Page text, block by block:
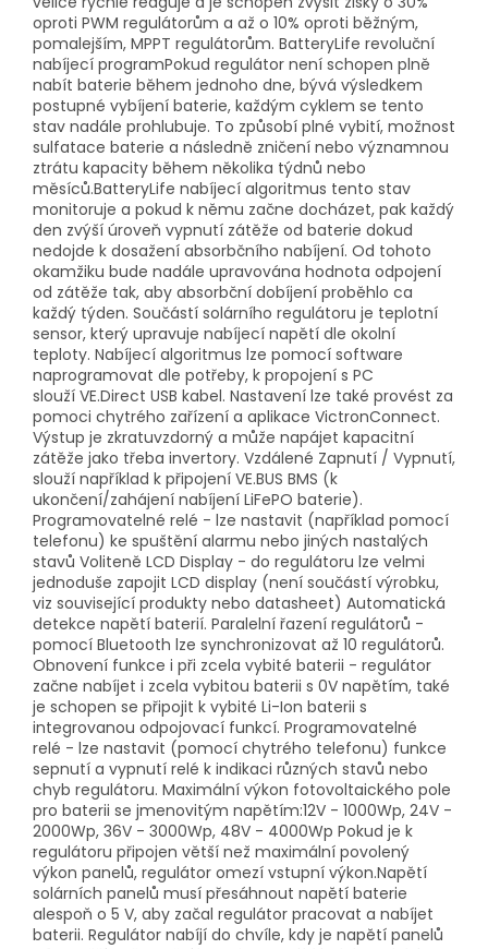
oproti PWM regulátorům a až o 10% oproti běžným,
pomalejším, MPPT regulátorům. BatteryLife revoluční
nabíjecí programPokud regulátor není schopen plně
nabít baterie během jednoho dne, bývá výsledkem
postupné vybíjení baterie, každým cyklem se tento
stav nadále prohlubuje. To způsobí plné vybití, možnost
sulfatace baterie a následně zničení nebo významnou
ztrátu kapacity během několika týdnů nebo
měsíců.BatteryLife nabíjecí algoritmus tento stav
monitoruje a pokud k němu začne docházet, pak každý
den zvýší úroveň vypnutí zátěže od baterie dokud
nedojde k dosažení absorbčního nabíjení. Od tohoto
okamžiku bude nadále upravována hodnota odpojení
od zátěže tak, aby absorbční dobíjení proběhlo ca
každý týden. Součástí solárního regulátoru je teplotní
sensor, který upravuje nabíjecí napětí dle okolní
teploty. Nabíjecí algoritmus lze pomocí software
naprogramovat dle potřeby, k propojení s PC
slouží VE.Direct USB kabel. Nastavení lze také provést za
pomoci chytrého zařízení a aplikace VictronConnect.
Výstup je zkratuvzdorný a může napájet kapacitní
zátěže jako třeba invertory. Vzdálené Zapnutí / Vypnutí,
slouží například k připojení VE.BUS BMS (k
ukončení/zahájení nabíjení LiFePO baterie).
Programovatelné relé - lze nastavit (například pomocí
telefonu) ke spuštění alarmu nebo jiných nastalých
stavů Voliteně LCD Display - do regulátoru lze velmi
jednoduše zapojit LCD display (není součástí výrobku,
viz související produkty nebo datasheet) Automatická
detekce napětí baterií. Paralelní řazení regulátorů -
pomocí Bluetooth lze synchronizovat až 10 regulátorů.
Obnovení funkce i při zcela vybité baterii - regulátor
začne nabíjet i zcela vybitou baterii s 0V napětím, také
je schopen se připojit k vybité Li-Ion baterii s
integrovanou odpojovací funkcí. Programovatelné
relé - lze nastavit (pomocí chytrého telefonu) funkce
sepnutí a vypnutí relé k indikaci různých stavů nebo
chyb regulátoru. Maximální výkon fotovoltaického pole
pro baterii se jmenovitým napětím:12V - 1000Wp, 24V -
2000Wp, 36V - 3000Wp, 48V - 4000Wp Pokud je k
regulátoru připojen větší než maximální povolený
výkon panelů, regulátor omezí vstupní výkon.Napětí
solárních panelů musí přesáhnout napětí baterie
alespoň o 5 V, aby začal regulátor pracovat a nabíjet
baterii. Regulátor nabíjí do chvíle, kdy je napětí panelů